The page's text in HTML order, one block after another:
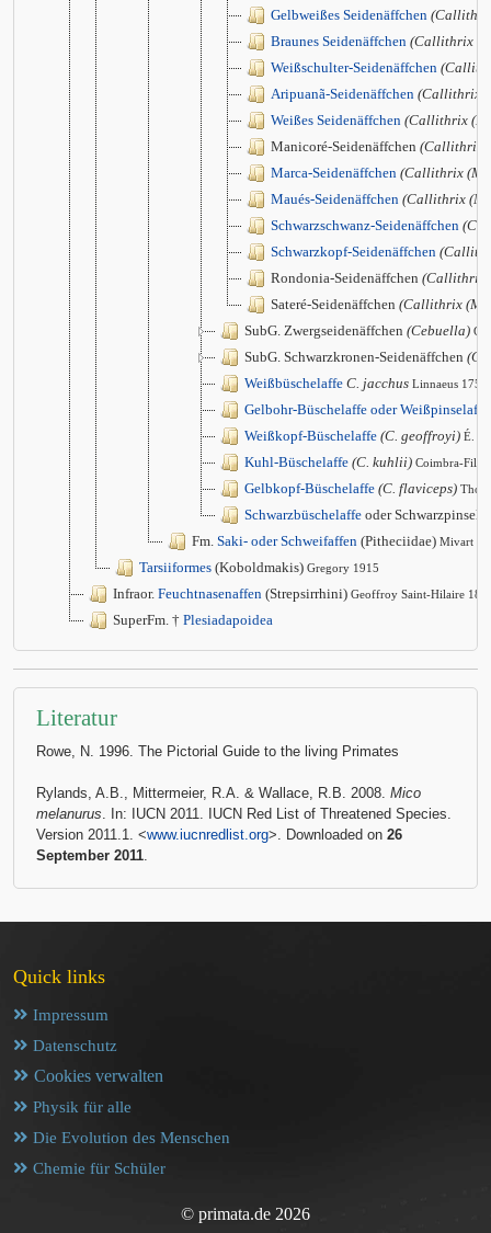
Gelbweißes Seidenäffchen
Braunes Seidenäffchen (Callithrix
Weißschulter-Seidenäffchen
Aripuanã-Seidenäffchen (Callithrix
Weißes Seidenäffchen (Callithrix
Manicoré-Seidenäffchen (Callithrix
Marca-Seidenäffchen (Callithrix
Maués-Seidenäffchen (Callithrix
Schwarzschwanz-Seidenäffchen
Schwarzkopf-Seidenäffchen
Rondonia-Seidenäffchen (Callithrix
Sateré-Seidenäffchen (Callithrix
SubG. Zwergseidenäffchen (Cebuella)
SubG. Schwarzkronen-Seidenäffchen
Weißbüschelaffe C. jacchus Linnaeus 1758
Gelbohr-Büschelaffe oder Weißpinselaffe
Weißkopf-Büschelaffe (C. geoffroyi) É.
Kuhl-Büschelaffe (C. kuhlii) Coimbra-
Gelbkopf-Büschelaffe (C. flaviceps)
Schwarzbüschelaffe oder
Fm. Saki- oder Schweifaffen (Pitheciidae) Mivart
Tarsiiformes (Koboldmakis) Gregory 1915
Infraor. Feuchtnasenaffen (Strepsirrhini) Geoffroy Saint-Hilaire
SuperFm. † Plesiadapoidea
Literatur
Rowe, N. 1996. The Pictorial Guide to the living Primates
Rylands, A.B., Mittermeier, R.A. & Wallace, R.B. 2008. Mico
melanurus. In: IUCN 2011. IUCN Red List of Threatened Species.
Version 2011.1. <www.iucnredlist.org>. Downloaded on 26
September 2011.
Quick links
Impressum
Datenschutz
Cookies verwalten
Physik für alle
Die Evolution des Menschen
Chemie für Schüler
© primata.de 2026